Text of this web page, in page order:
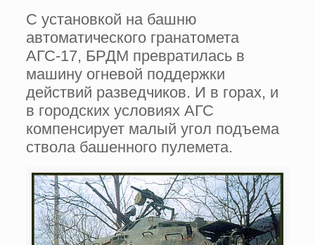
С установкой на башню
автоматического гранатомета
АГС-17, БРДМ превратилась в
машину огневой поддержки
действий разведчиков. И в горах, и
в городских условиях АГС
компенсирует малый угол подъема
ствола башенного пулемета.